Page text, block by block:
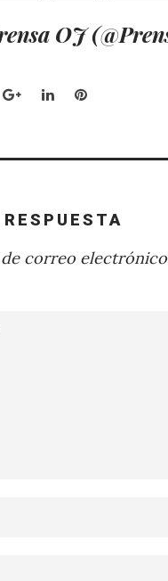
OJ
Google+LinkedInPinterest
correo electrónico